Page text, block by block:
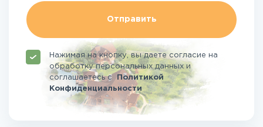
Отправить
Нажимая на кнопку, вы даете согласие на
обработку персональных данных и
соглашаетесьсПолитикой
Конфиденциальности